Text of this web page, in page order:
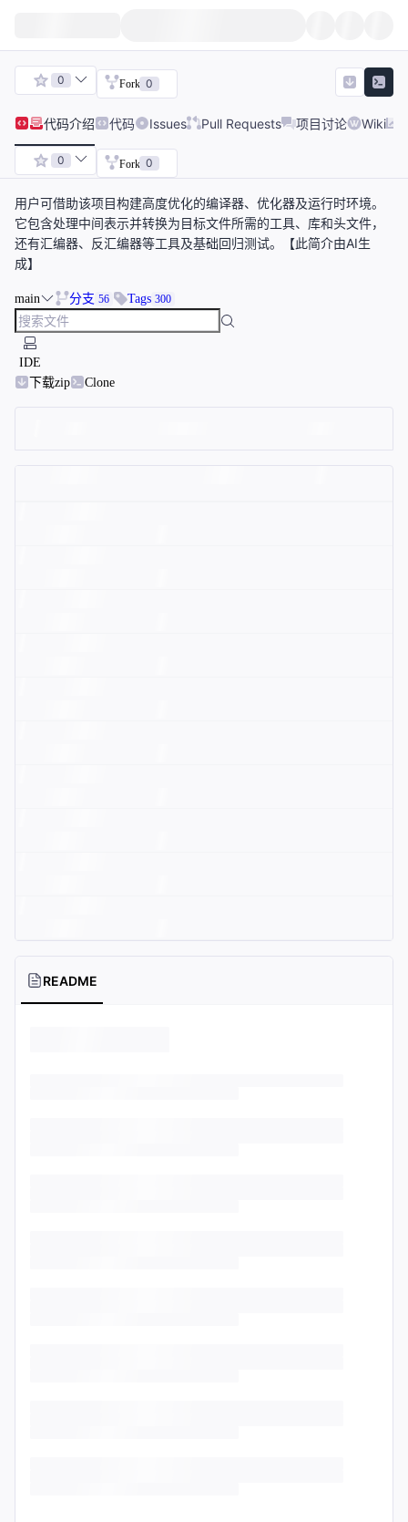
0 Fork 0
代码介绍 代码 Issues Pull Requests 项目讨论 Wiki
0 Fork 0
用户可借助该项目构建高度优化的编译器、优化器及运行时环境。
它包含处理中间表示并转换为目标文件所需的工具、库和头文件，
还有汇编器、反汇编器等工具及基础回归测试。【此简介由AI生
成】
main 分支 56 Tags 300
IDE
下载zip
Clone
README